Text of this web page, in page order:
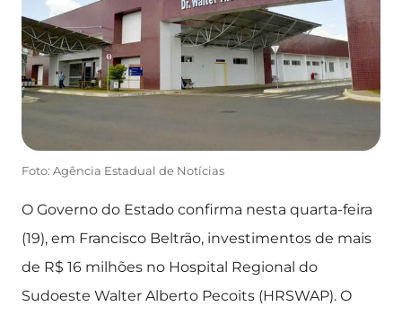
Foto: Agência Estadual de Notícias
O Governo do Estado confirma nesta quarta-feira
(19), em Francisco Beltrão, investimentos de mais
de R$ 16 milhões no Hospital Regional do
Sudoeste Walter Alberto Pecoits (HRSWAP). O